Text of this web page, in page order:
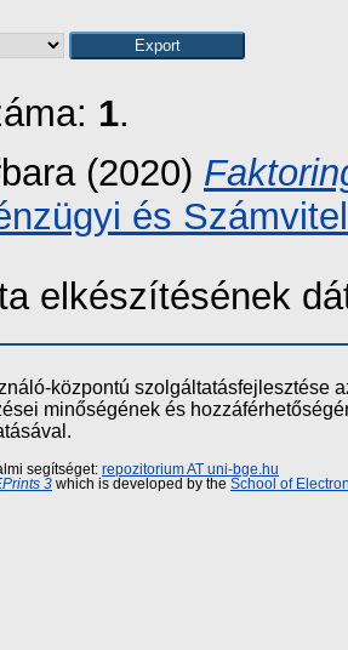
1.
(2020)
és
elkészítésének
központú szolgáltatásfejlesztése
minőségének és
segítséget: repozitorium AT uni-bge.hu
3 which is developed by the School of